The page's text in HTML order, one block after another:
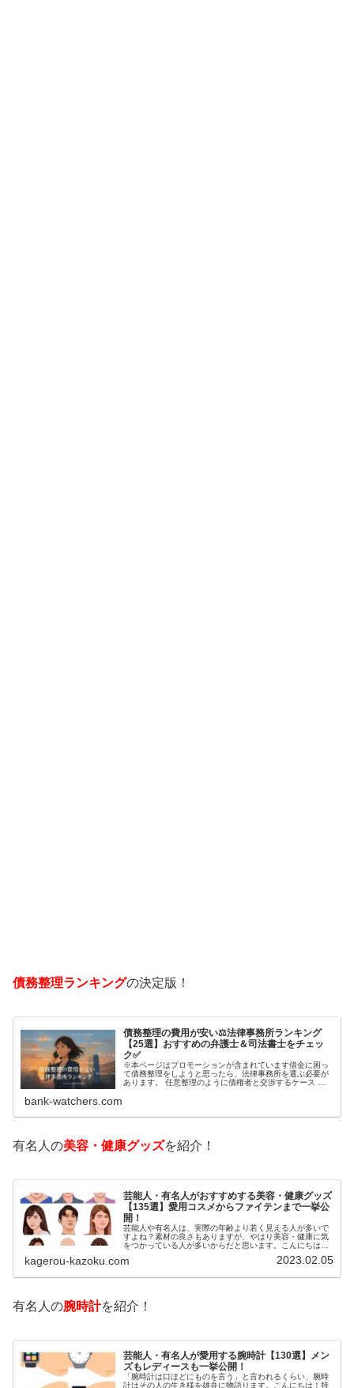
債務整理ランキングの決定版！
債務整理の費用が安い⚖️法律事務所ランキング
【25選】おすすめの弁護士＆司法書士をチェッ
ク✅
※本ページはプロモーションが含まれています借金に困っ
て債務整理をしようと思ったら、法律事務所を選ぶ必要が
あります。 任意整理のように債権者と交渉するケース 自
bank-watchers.com
有名人の美容・健康グッズを紹介！
芸能人・有名人がおすすめする美容・健康グッズ
【135選】愛用コスメからファイテンまで一挙公
開！
芸能人や有名人は、実際の年齢より若く見える人が多いで
すよね？素材の良さもありますが、やはり美容・健康に気
をつかっている人が多いからだと思います。こんにちは！
いるのでしょうか？今回は、芸能人…
kagerou-kazoku.com 2023.02.05
有名人の腕時計を紹介！
芸能人・有名人が愛用する腕時計【130選】メン
ズもレディースも一挙公開！
「腕時計は口ほどにものを言う」と言われるくらい、腕時
計はその人の生き様を雄弁に物語ります。こんにちは！持